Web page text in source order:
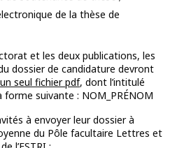
de la thèse de
et les deux publications, les
dossier de candidature devront
un seul fichier pdf, dont l’intitulé
suivante : NOM_PRÉNOM
à envoyer leur dossier à
du Pôle facultaire Lettres et